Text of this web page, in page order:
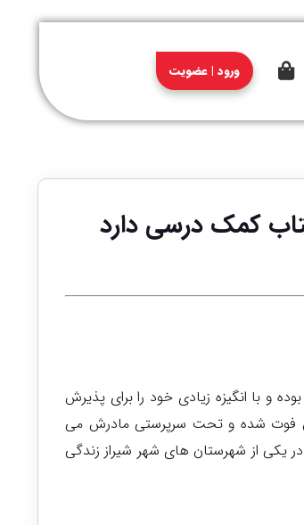
ورود | عضویت
و با انگیزه زیادی خود را برای پذیرش
فوت شده و تحت سرپرستی مادرش می
یکی از شهرستان های شهر شیراز زندگی